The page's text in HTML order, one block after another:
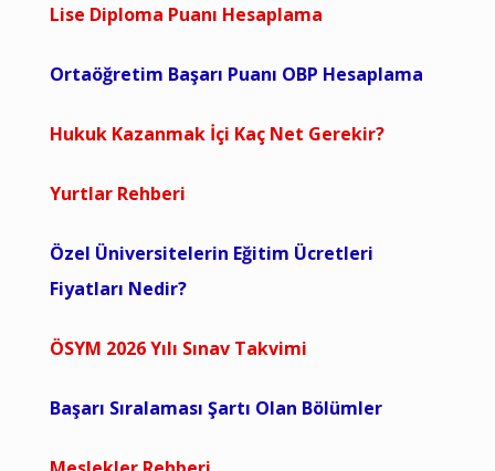
Lise Diploma Puanı Hesaplama
Ortaöğretim Başarı Puanı OBP Hesaplama
Hukuk Kazanmak İçi Kaç Net Gerekir?
Yurtlar Rehberi
Özel Üniversitelerin Eğitim Ücretleri
Fiyatları Nedir?
ÖSYM 2026 Yılı Sınav Takvimi
Başarı Sıralaması Şartı Olan Bölümler